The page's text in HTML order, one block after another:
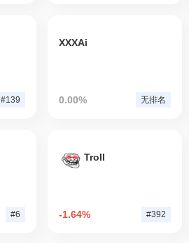
#139
XXXAi
0.00% 无排名
#6
Troll
-1.64% #392